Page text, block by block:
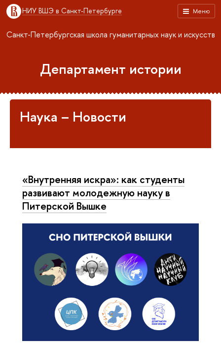
Меню
НИУ ВШЭ в Санкт-Петербурге
Санкт-Петербургская школа гуманитарных наук и искусств
Департамент истории
Наука – Новости
«Внутренняя искра»: как студенты
развивают молодежную науку в
Питерской Вышке